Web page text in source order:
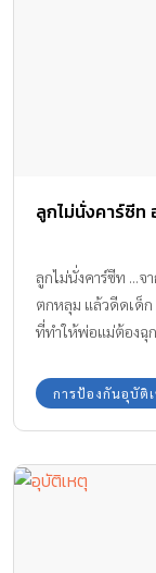
ลูกไม่นั่งคาร์ซีท
ลูกไม่นั่งคาร์ซีท ...
ตกหลุม แล้วดีดเด็ก
ที่ทำให้พ่อแม่ต้องฉุ
การป้องกันอุบัติ